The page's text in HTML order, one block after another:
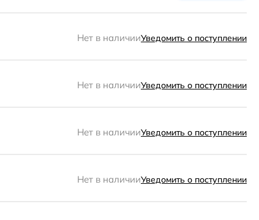
Нет в наличииУведомить о поступлении
Нет в наличииУведомить о поступлении
Нет в наличииУведомить о поступлении
Нет в наличииУведомить о поступлении